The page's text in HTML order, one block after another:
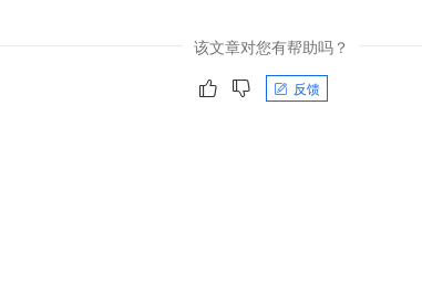
该文章对您有帮助吗？
反馈